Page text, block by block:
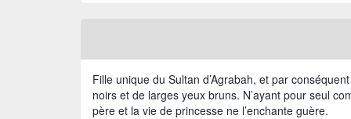
Fille unique du Sultan d’Agrabah, et par
noirs et de larges yeux bruns. N’ayant pour seul
père et la vie de princesse ne l’enchante guère.